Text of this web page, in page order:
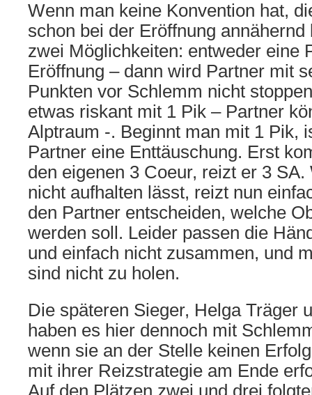
Wenn man keine Konvention hat,
schon bei der Eröffnung
zwei Möglichkeiten: entweder eine
Eröffnung – dann wird Partner mit
Punkten vor Schlemm nicht
etwas riskant mit 1 Pik – Partner
Alptraum -. Beginnt man mit 1 Pik,
Partner eine Enttäuschung. Erst
den eigenen 3 Coeur, reizt er 3
nicht aufhalten lässt, reizt nun
den Partner entscheiden, welche
werden soll. Leider passen die
und einfach nicht zusammen, und
sind nicht zu holen.
Die späteren Sieger, Helga Träger
haben es hier dennoch mit
wenn sie an der Stelle keinen
mit ihrer Reizstrategie am Ende
Auf den Plätzen zwei und drei